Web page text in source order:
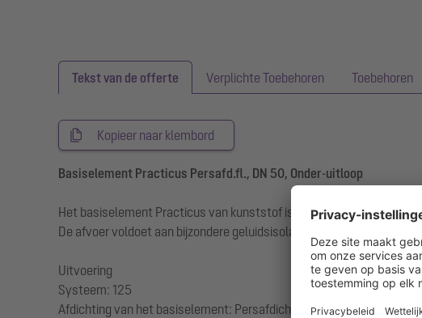
Tekst van de offerte Verplichte Toebehoren Toebehoren
Kopieer naar klembord
Basiselement Practicus Persafd.fl., DN 50, Onder-uitloop
Het basiselement Practicus van kunststof is in combinatie met een
De afvoer voldoet aan bijzondere geluidsisolatie-eisen, gemeten
Uitvoering
Systeem: 125
Afdichting van het basiselement: Persafdichtingsflens (geschikt